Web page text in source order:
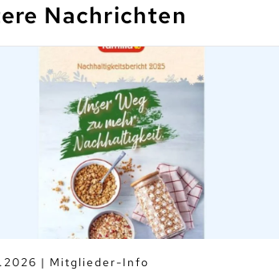
Nachrichten
10.07.2026 | Branchen-News